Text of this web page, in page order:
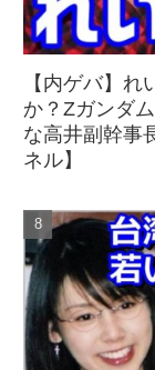
【内ゲバ】
か？Zガンダ
な高井副幹事
ネル】